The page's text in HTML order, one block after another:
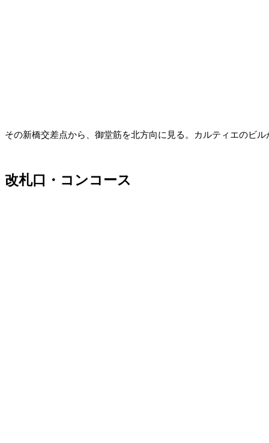
その新橋交差点から、御堂筋を北方向に見る。カルティエのビ
改札口・コンコース